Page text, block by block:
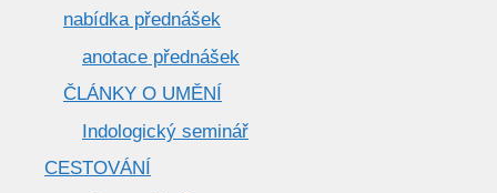
nabídka přednášek
anotace přednášek
ČLÁNKY O UMĚNÍ
Indologický seminář
CESTOVÁNÍ